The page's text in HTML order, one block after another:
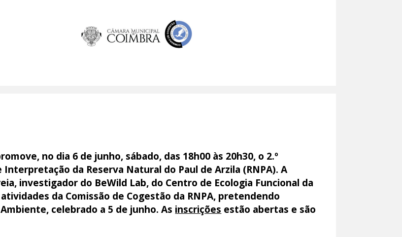
no dia 6 de junho, sábado, das 18h00 às 20h30, o 2.º
da Reserva Natural do Paul de Arzila (RNPA). A
investigador do BeWild Lab, do Centro de Ecologia Funcional da
da Comissão de Cogestão da RNPA, pretendendo
celebrado a 5 de junho. As inscrições estão abertas e são